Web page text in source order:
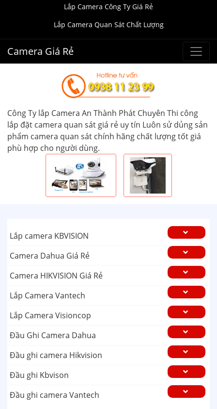
Lắp Camera Công Ty Giá Rẻ
Lắp Camera Quan Sát Chất Lượng
Camera Giá Rẻ
Công Ty lắp Camera An Thành Phát Chuyên Thi công
lắp đặt camera quan sát giá rẻ uy tín Luôn sử dủng sản
phẩm camera quan sát chính hãng chất lượng tốt giá
phù hợp cho người dùng.
Lắp camera KBVISION
Camera Dahua Giá Rẻ
Camera HIKVISION Giá Rẻ
Lắp Camera Vantech
Lắp Camera Visioncop
Đầu Ghi Camera Dahua
Đầu ghi camera Hikvision
Đầu ghi Kbvison
Đầu ghi camera Vantech